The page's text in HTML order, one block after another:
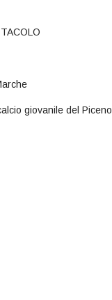
giovanile del Piceno